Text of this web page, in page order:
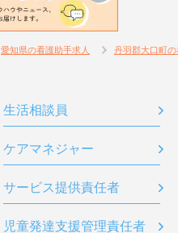
愛知県の看護助手求人 丹羽郡大口町
生活相談員
ケアマネジャー
サービス提供責任者
児童発達支援管理責任者